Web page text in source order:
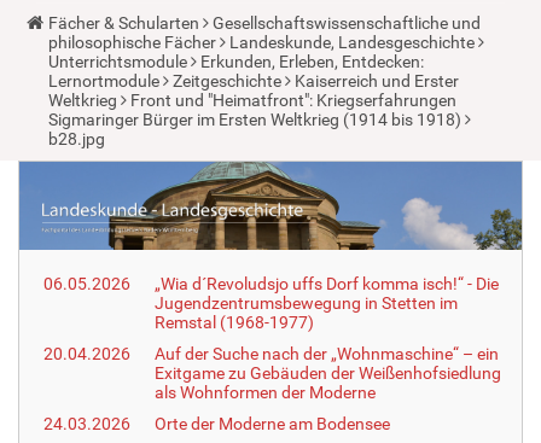
Y
o
u
a
r
e
h
e
:
Fächer & Schularten
Gesellschaftswissenschaftliche und
philosophische Fächer
Landeskunde, Landesgeschichte
Unterrichtsmodule
Erkunden, Erleben, Entdecken:
Lernortmodule
Zeitgeschichte
Kaiserreich und Erster
Weltkrieg
Front und "Heimatfront": Kriegserfahrungen
Sigmaringer Bürger im Ersten Weltkrieg (1914 bis 1918)
b28.jpg
06.05.2026
„Wia d´Revoludsjo uffs Dorf komma isch!“ - Die
Jugendzentrumsbewegung in Stetten im
Remstal (1968-1977)
20.04.2026
Auf der Suche nach der „Wohnmaschine“ – ein
Exitgame zu Gebäuden der Weißenhofsiedlung
als Wohnformen der Moderne
24.03.2026
Orte der Moderne am Bodensee